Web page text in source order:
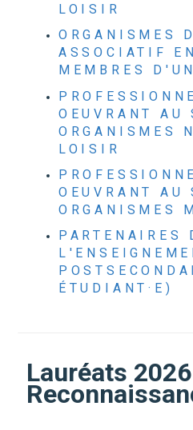
LOISIR
ORGANISMES
ASSOCIATIF
MEMBRES
OEUVRANT AU
ORGANISMES
LOISIR
OEUVRANT AU
ORGANISMES
PARTENAIRES
ÉTUDIANT·E)
Lauréats